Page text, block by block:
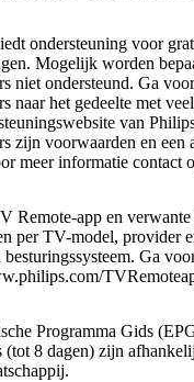
ondersteuning voor
Mogelijk worden
niet ondersteund. Ga
naar het gedeelte met
van
zijn voorwaarden en een
meer informatie contact
Remote-app en
per TV-model, provider
besturingssysteem. Ga
Programma Gids
(tot 8 dagen) zijn